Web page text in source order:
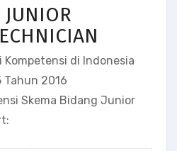
JUNIOR
di Indonesia
Tahun 2016
Skema Bidang Junior